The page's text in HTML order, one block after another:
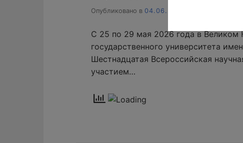
Опубликовано в 04.06.2026
С 25 по 29 мая 2026 года в Великом
государственного университета
Шестнадцатая Всероссийская
участием…